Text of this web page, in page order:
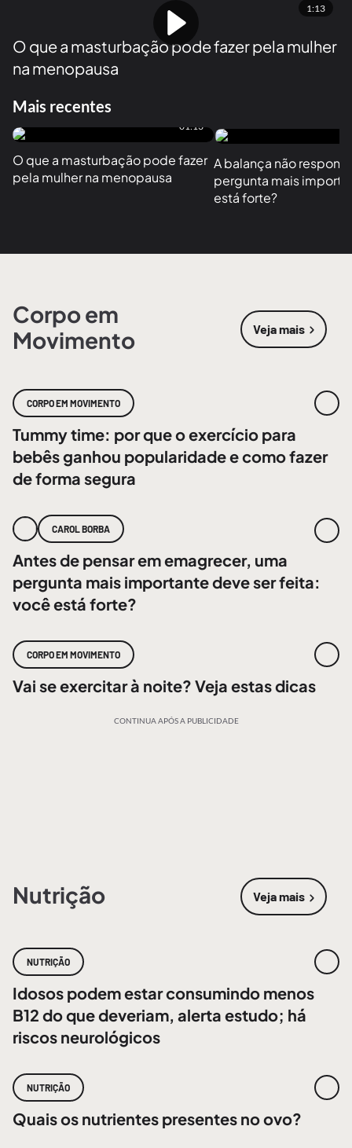
1:13
O que a masturbação pode fazer pela mulher
na menopausa
Mais recentes
01:13
O que a masturbação pode fazer
pela mulher na menopausa
A balança não
pergunta mais
está forte?
Corpo em
Movimento
Veja mais
sobre
CORPO EM MOVIMENTO
Tummy time: por que o exercício para
bebês ganhou popularidade e como fazer
de forma segura
CAROL BORBA
Antes de pensar em emagrecer, uma
pergunta mais importante deve ser feita:
você está forte?
CORPO EM MOVIMENTO
Vai se exercitar à noite? Veja estas dicas
CONTINUA APÓS A PUBLICIDADE
Nutrição Veja mais
sobre
NUTRIÇÃO
Idosos podem estar consumindo menos
B12 do que deveriam, alerta estudo; há
riscos neurológicos
NUTRIÇÃO
Quais os nutrientes presentes no ovo?